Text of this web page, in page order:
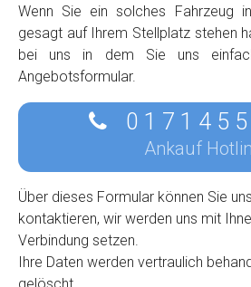
Wenn Sie ein solches Fahrzeug
gesagt auf Ihrem Stellplatz stehen
bei uns in dem Sie uns
Angebotsformular.
0 1 7 1 4 5
Ankauf
Über dieses Formular können Sie
kontaktieren, wir werden uns mit
Verbindung setzen.
Ihre Daten werden vertraulich